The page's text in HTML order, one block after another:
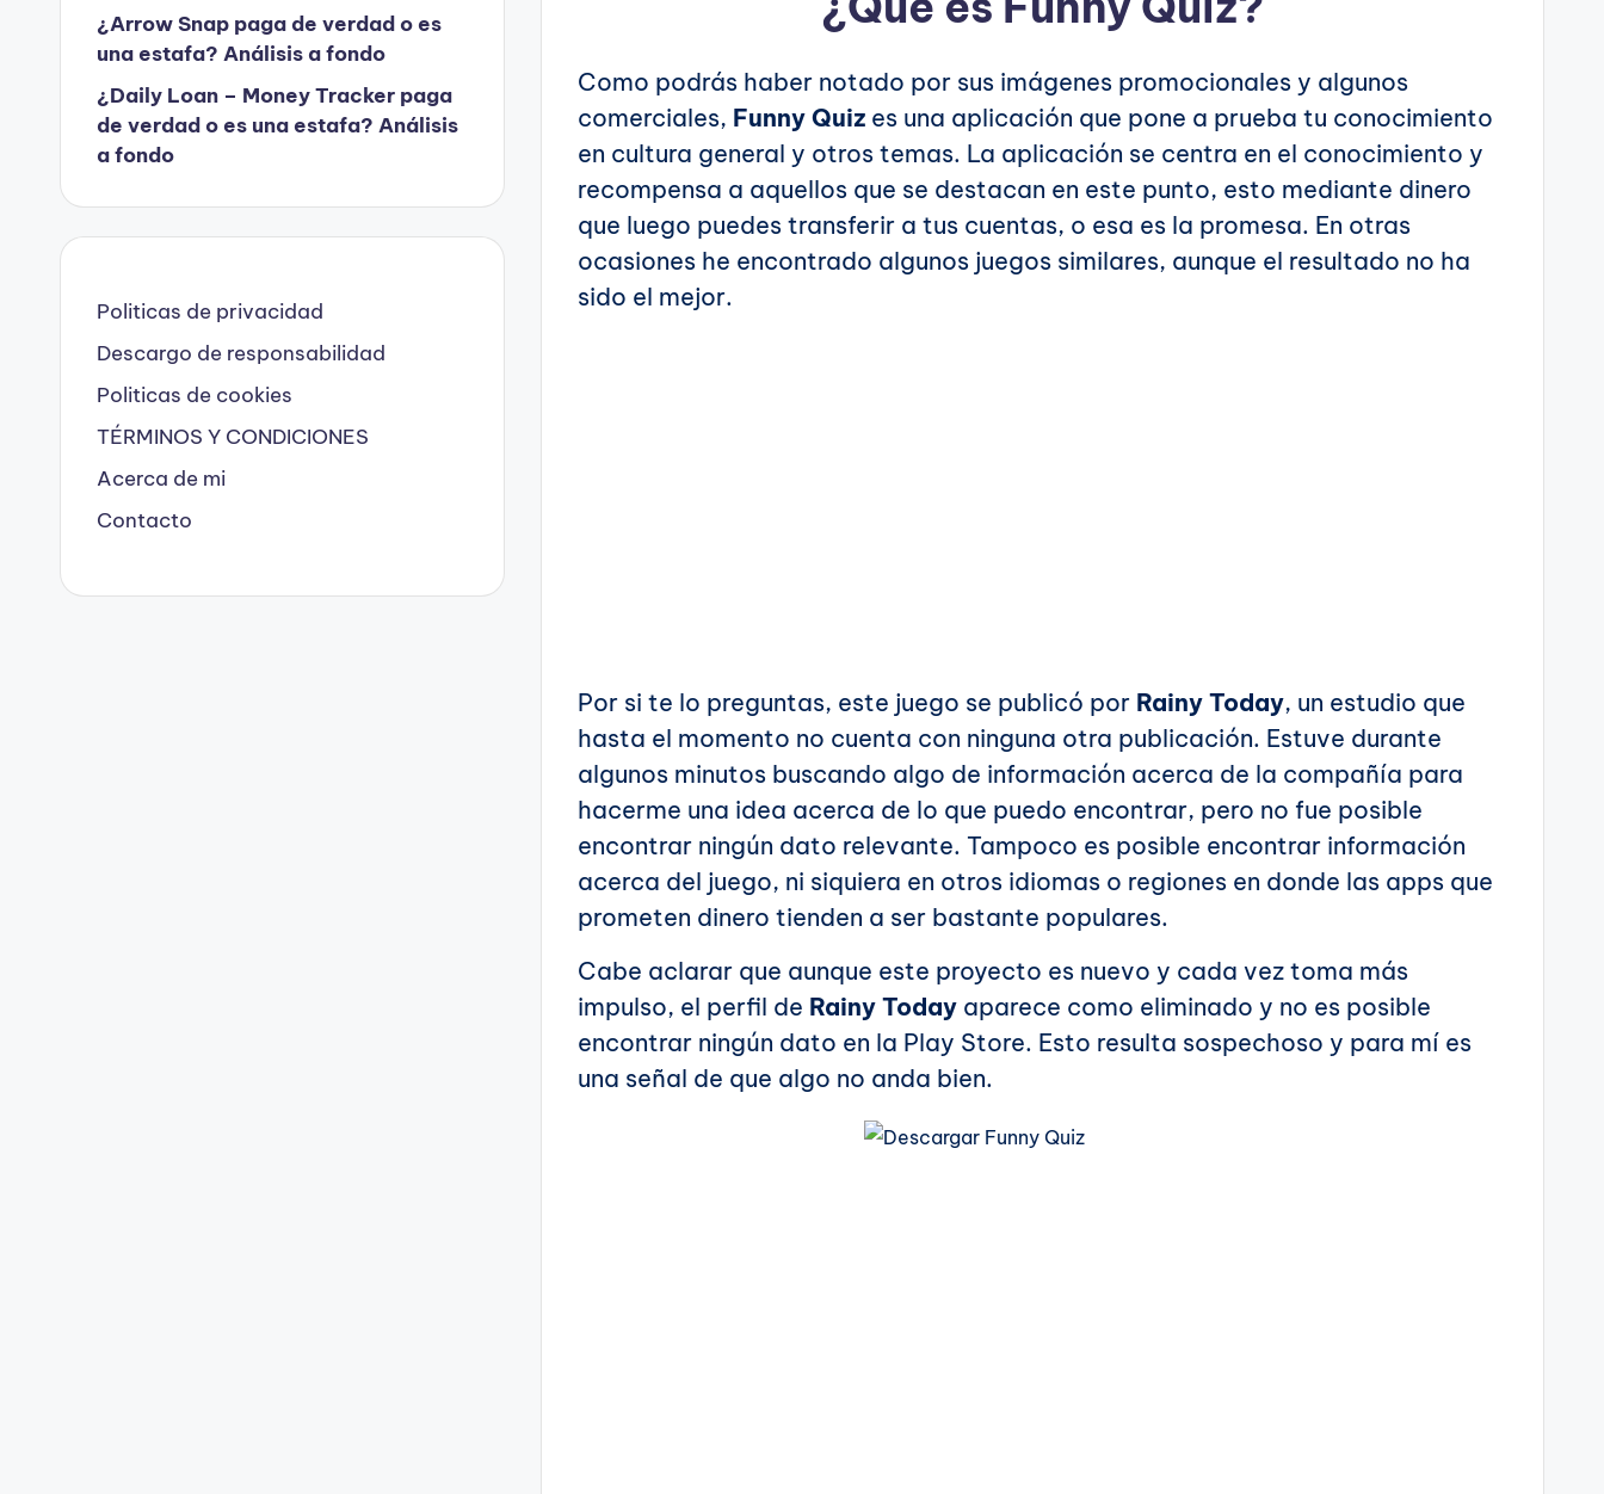
Como podrás haber notado por sus imágenes promocionales y algunos
comerciales, Funny Quiz es una aplicación que pone a prueba tu conocimiento
en cultura general y otros temas. La aplicación se centra en el conocimiento y
recompensa a aquellos que se destacan en este punto, esto mediante dinero
que luego puedes transferir a tus cuentas, o esa es la promesa. En otras
ocasiones he encontrado algunos juegos similares, aunque el resultado no ha
sido el mejor.
Por si te lo preguntas, este juego se publicó por Rainy Today, un estudio que
hasta el momento no cuenta con ninguna otra publicación. Estuve durante
algunos minutos buscando algo de información acerca de la compañía para
hacerme una idea acerca de lo que puedo encontrar, pero no fue posible
encontrar ningún dato relevante. Tampoco es posible encontrar información
acerca del juego, ni siquiera en otros idiomas o regiones en donde las apps que
prometen dinero tienden a ser bastante populares.
Cabe aclarar que aunque este proyecto es nuevo y cada vez toma más
impulso, el perfil de Rainy Today aparece como eliminado y no es posible
encontrar ningún dato en la Play Store. Esto resulta sospechoso y para mí es
una señal de que algo no anda bien.
¿Arrow Snap paga de verdad o es
una estafa? Análisis a fondo
¿Daily Loan – Money Tracker paga
de verdad o es una estafa? Análisis
a fondo
Politicas de privacidad
Descargo de responsabilidad
Politicas de cookies
TÉRMINOS Y CONDICIONES
Acerca de mi
Contacto